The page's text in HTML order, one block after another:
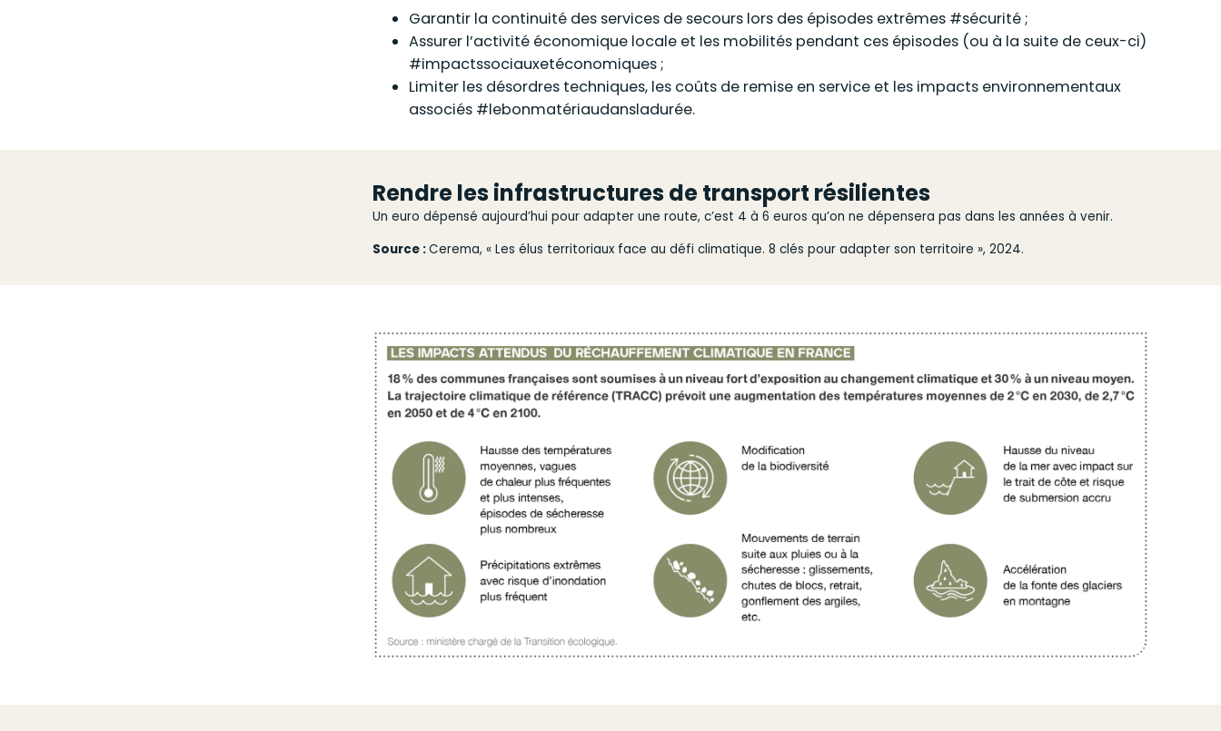
Garantir la continuité des services de secours lors des épisodes extrêmes #sécurité ;
Assurer l’activité économique locale et les mobilités pendant ces épisodes (ou à la suite de ceux-ci)
#impactssociauxetéconomiques ;
Limiter les désordres techniques, les coûts de remise en service et les impacts environnementaux
associés #lebonmatériaudansladurée.
Rendre les infrastructures de transport résilientes
Un euro dépensé aujourd’hui pour adapter une route, c’est 4 à 6 euros qu’on ne dépensera pas dans les années à venir.
Source :Cerema, « Les élus territoriaux face au défi climatique. 8 clés pour adapter son territoire », 2024.